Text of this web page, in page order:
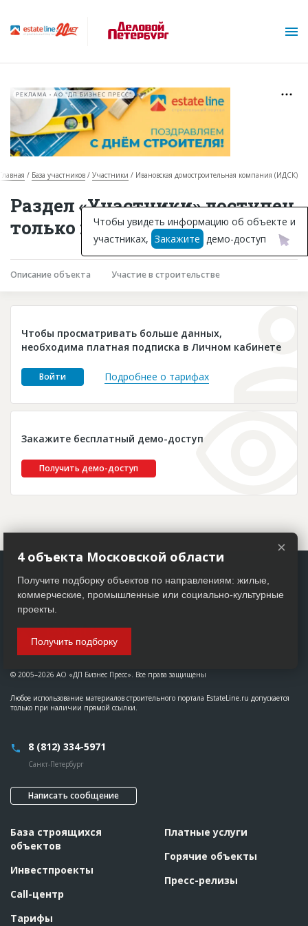
Горячие объекты
База строящихся объектов
Инвестпроекты
Глоссарий
Платные услуги
Пресс-релизы
РЕКЛАМА • АО "ДП БИЗНЕС ПРЕСС"
База участников Участники Ивановская домостроительная компания (ИДСК)
Раздел «Участники» доступен
только подписчикам
Описание объекта Участие в строительстве
Чтобы просматривать больше данных,
необходима платная подписка в Личном кабинете
Войти Подробнее о тарифах
Закажите бесплатный демо-доступ
Получить демо-доступ
Чтобы увидеть информацию об объекте и
участниках, Закажите демо-доступ
© 2005–2026 АО «ДП Бизнес Пресс». Все права защищены
Любое использование материалов строительного портала EstateLine.ru допускается
только при наличии прямой ссылки.
8 (812) 334-5971
Санкт-Петербург
Написать сообщение
База строящихся
объектов
Инвестпроекты
Call-центр
Тарифы
Платные услуги
Горячие объекты
Пресс-релизы
×
4 объекта Московской области
Получите подборку объектов по направлениям: жилые,
коммерческие, промышленные или социально-культурные
проекты.
Получить подборку